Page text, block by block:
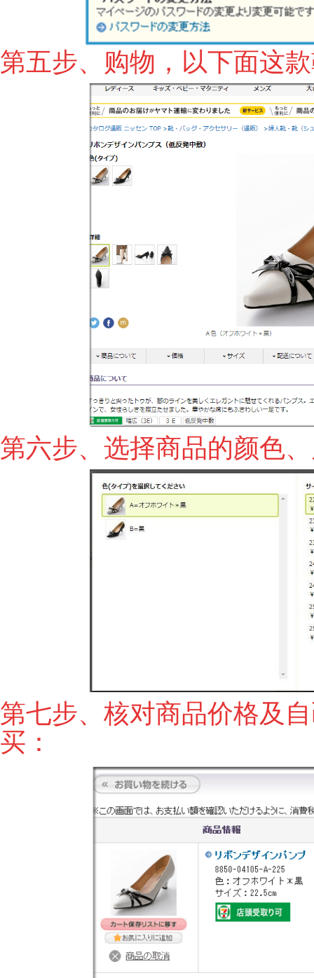
第五步、购物，以下面这
第六步、选择商品的颜色
第七步、核对商品价格及
买：